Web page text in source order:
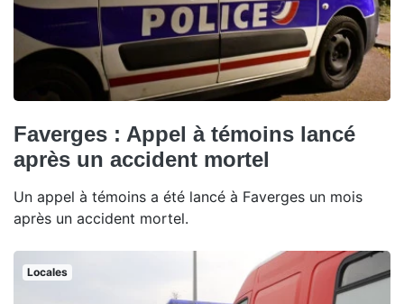
Faverges : Appel à témoins lancé
après un accident mortel
Un appel à témoins a été lancé à Faverges un mois
après un accident mortel.
Locales